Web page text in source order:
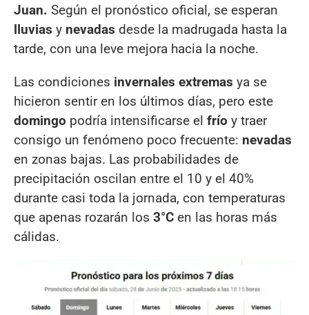
Juan. Según el pronóstico oficial, se esperan
lluvias y nevadas desde la madrugada hasta la
tarde, con una leve mejora hacia la noche.
Las condiciones invernales extremas ya se
hicieron sentir en los últimos días, pero este
domingo podría intensificarse el frío y traer
consigo un fenómeno poco frecuente: nevadas
en zonas bajas. Las probabilidades de
precipitación oscilan entre el 10 y el 40%
durante casi toda la jornada, con temperaturas
que apenas rozarán los 3°C en las horas más
cálidas.